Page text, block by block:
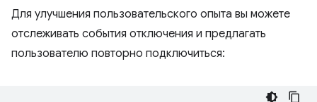
Для улучшения пользовательского опыта вы можете
отслеживать события отключения и предлагать
пользователю повторно подключиться: